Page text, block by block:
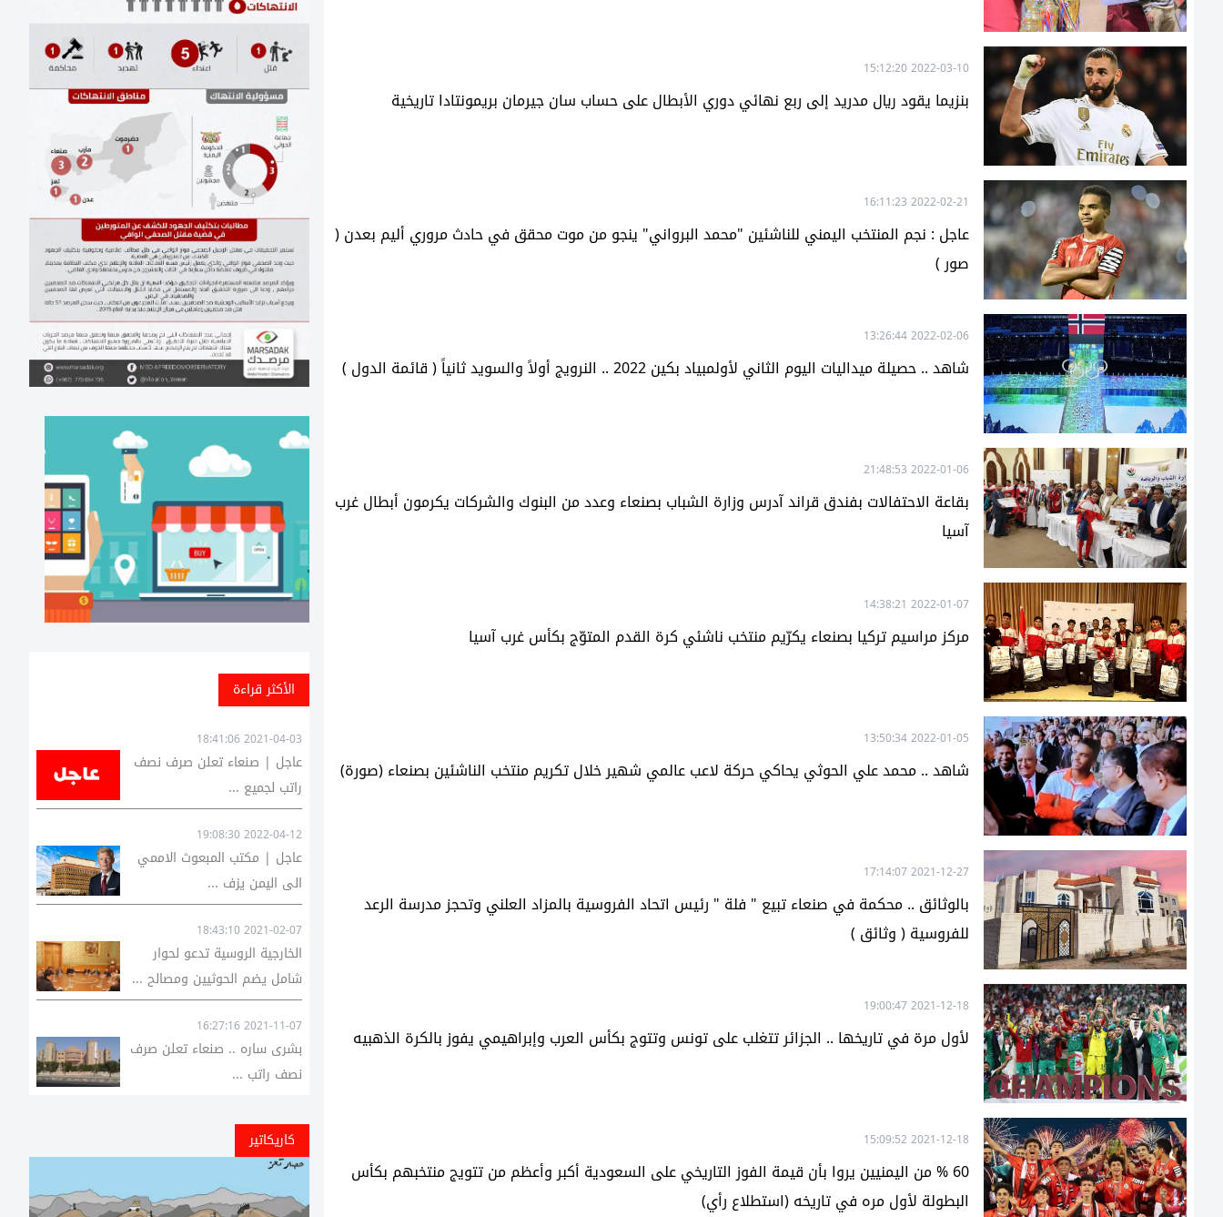
2022-03-10 15:12:20
بنزيما يقود ريال مدريد إلى ربع نهائي دوري الأبطال على حساب سان جيرمان بريمونتادا تاريخية
2022-02-21 16:11:23
عاجل : نجم المنتخب اليمني للناشئين "محمد البرواني" ينجو من موت محقق في حادث مروري أليم بعدن (
صور )
2022-02-06 13:26:44
شاهد .. حصيلة ميداليات اليوم الثاني لأولمبياد بكين 2022 .. النرويج أولاً والسويد ثانياً ( قائمة الدول )
2022-01-06 21:48:53
بقاعة الاحتفالات بفندق قراند آدرس وزارة الشباب بصنعاء وعدد من البنوك والشركات يكرمون أبطال غرب
آسيا
2022-01-07 14:38:21
مركز مراسيم تركيا بصنعاء يكرّيم منتخب ناشئي كرة القدم المتوّج بكأس غرب آسيا
2022-01-05 13:50:34
شاهد .. محمد علي الحوثي يحاكي حركة لاعب عالمي شهير خلال تكريم منتخب الناشئين بصنعاء (صورة)
2021-12-27 17:14:07
بالوثائق .. محكمة في صنعاء تبيع " فلة " رئيس اتحاد الفروسية بالمزاد العلني وتحجز مدرسة الرعد
للفروسية ( وثائق )
2021-12-18 19:00:47
لأول مرة في تاريخها .. الجزائر تتغلب على تونس وتتوج بكأس العرب وإبراهيمي يفوز بالكرة الذهبيه
2021-12-18 15:09:52
60 % من اليمنيين يروا بأن قيمة الفوز التاريخي على السعودية أكبر وأعظم من تتويج منتخبهم بكأس
البطولة لأول مره في تاريخه (استطلاع رأي)
الأكثر قراءة
2021-04-03 18:41:06
عاجل | صنعاء تعلن صرف نصف
راتب لجميع ...
2022-04-12 19:08:30
عاجل | مكتب المبعوث الاممي
الى اليمن يزف ...
2021-02-07 18:43:10
الخارجية الروسية تدعو لحوار
شامل يضم الحوثيين ومصالح ...
2021-11-07 16:27:16
بشرى ساره .. صنعاء تعلن صرف
نصف راتب ...
كاريكاتير